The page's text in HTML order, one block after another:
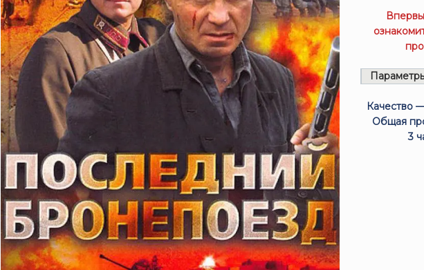
Качество
Общая
3